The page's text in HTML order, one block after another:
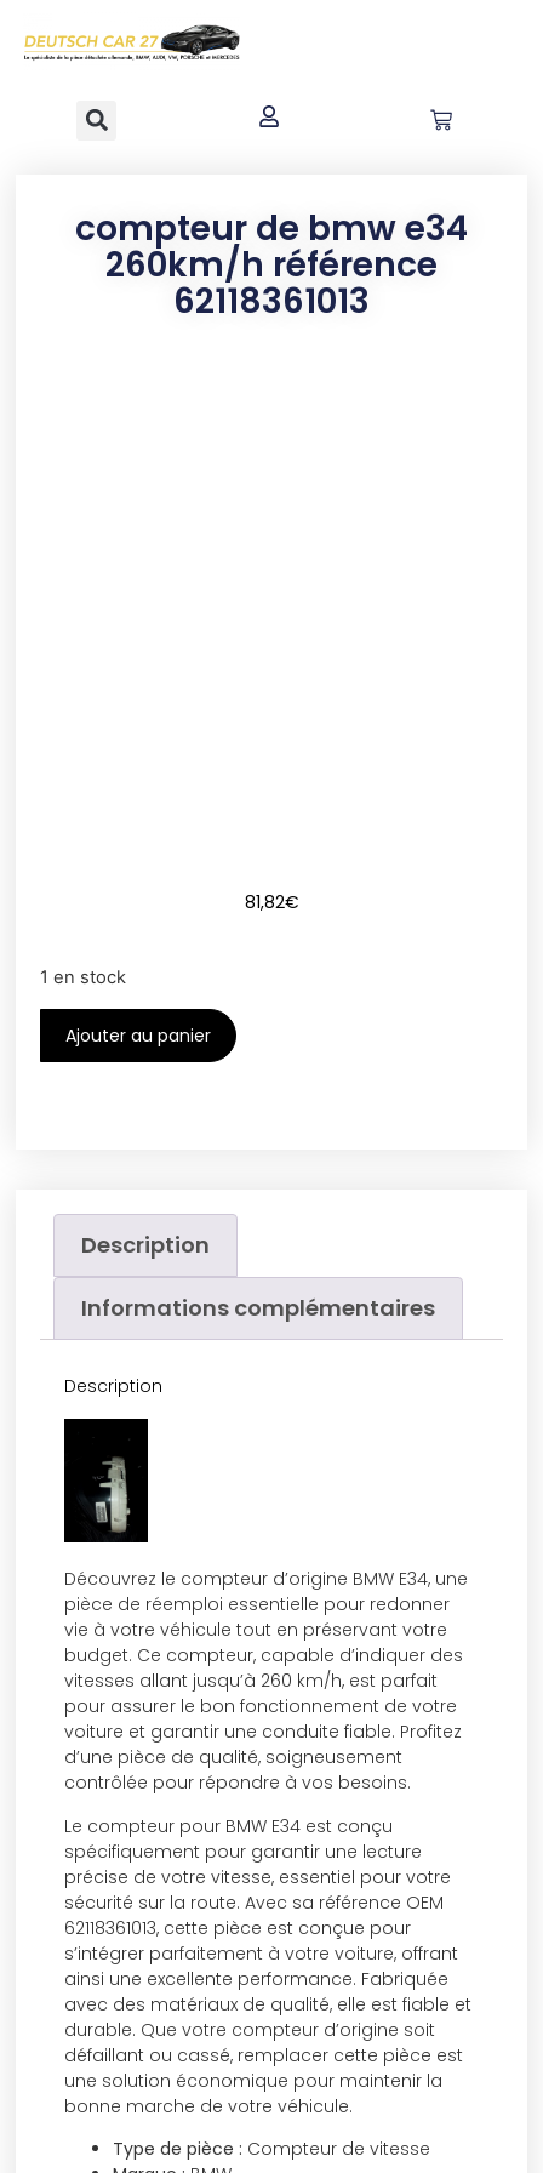
principal
compteur de bmw e34
260km/h référence
62118361013
81,82€
1 en stock
Ajouter au panier
Description
Informations complémentaires
Description
Découvrez le compteur d’origine BMW E34, une
pièce de réemploi essentielle pour redonner
vie à votre véhicule tout en préservant votre
budget. Ce compteur, capable d’indiquer des
vitesses allant jusqu’à 260 km/h, est parfait
pour assurer le bon fonctionnement de votre
voiture et garantir une conduite fiable. Profitez
d’une pièce de qualité, soigneusement
contrôlée pour répondre à vos besoins.
Le compteur pour BMW E34 est conçu
spécifiquement pour garantir une lecture
précise de votre vitesse, essentiel pour votre
sécurité sur la route. Avec sa référence OEM
62118361013, cette pièce est conçue pour
s’intégrer parfaitement à votre voiture, offrant
ainsi une excellente performance. Fabriquée
avec des matériaux de qualité, elle est fiable et
durable. Que votre compteur d’origine soit
défaillant ou cassé, remplacer cette pièce est
une solution économique pour maintenir la
bonne marche de votre véhicule.
Type de pièce : Compteur de vitesse